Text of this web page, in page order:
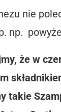
nie
np.
że w
takie